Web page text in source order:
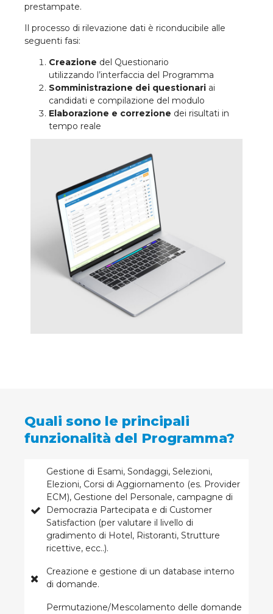
prestampate.
Il processo di rilevazione dati è riconducibile alle
seguenti fasi:
Creazione del Questionario
utilizzando l’interfaccia del Programma
Somministrazione dei questionari ai
candidati e compilazione del modulo
Elaborazione e correzione dei risultati in
tempo reale
Quali sono le principali
funzionalità del Programma?
Gestione di Esami, Sondaggi, Selezioni,
Elezioni, Corsi di Aggiornamento (es. Provider
ECM), Gestione del Personale, campagne di
Democrazia Partecipata e di Customer
Satisfaction (per valutare il livello di
gradimento di Hotel, Ristoranti, Strutture
ricettive, ecc..).
Creazione e gestione di un database interno
di domande.
Permutazione/Mescolamento delle domande